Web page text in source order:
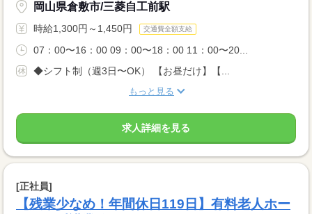
岡山県倉敷市/三菱自工前駅
時給1,300円～1,450円 交通費全額支給
07：00〜16：00 09：00〜18：00 11：00〜20...
◆シフト制（週3日〜OK） 【お昼だけ】【...
もっと見る
求人詳細を見る
[正社員]
【残業少なめ！年間休日119日】有料老人ホー